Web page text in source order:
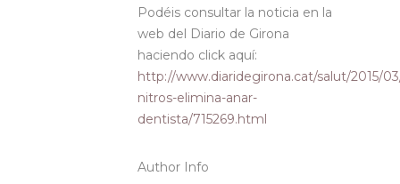
Podéis consultar la noticia en la
web del Diario de Girona
haciendo click aquí:
http://www.diaridegirona.cat/salut/2015/
nitros-elimina-anar-
dentista/715269.html
Author Info